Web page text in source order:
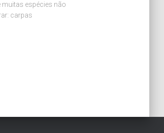
espécies não
carpas